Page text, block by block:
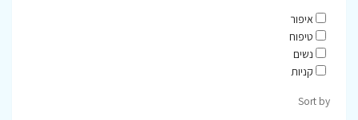
איפור
טיפוח
נשים
קניות
Sort by